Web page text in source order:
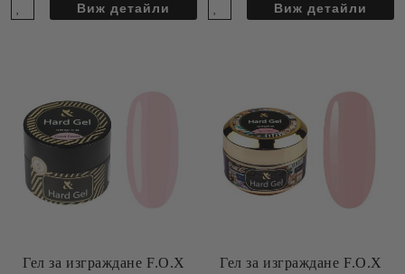
Виж детайли Виж детайли
Гел за изграждане F.O.X
Гел за изграждане F.O.X